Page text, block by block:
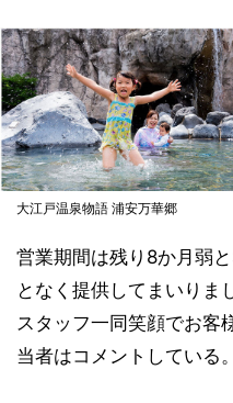
大江戸温泉物語 浦安万華郷
営業期間は残り8か月弱
となく提供してまいりま
スタッフ一同笑顔でお客
当者はコメントしている。